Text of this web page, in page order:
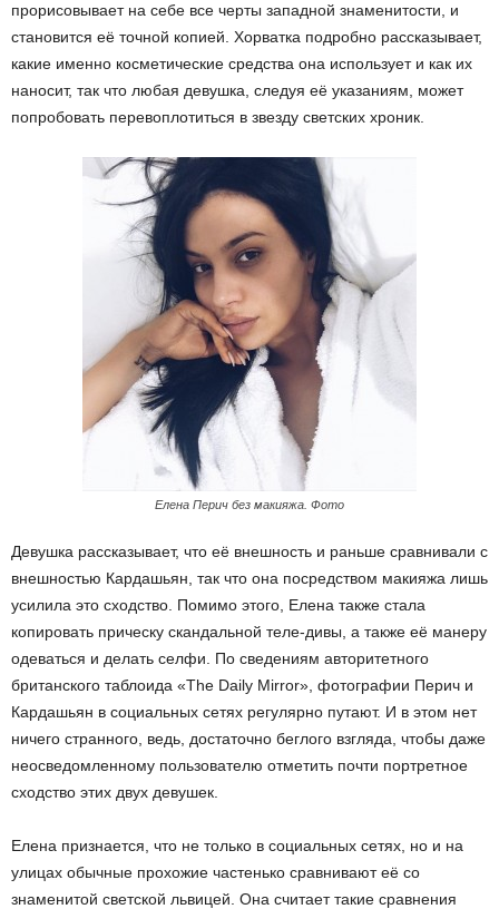
прорисовывает на себе все черты западной знаменитости, и
становится её точной копией. Хорватка подробно рассказывает,
какие именно косметические средства она использует и как их
наносит, так что любая девушка, следуя её указаниям, может
попробовать перевоплотиться в звезду светских хроник.
Елена Перич без макияжа. Фото
Девушка рассказывает, что её внешность и раньше сравнивали с
внешностью Кардашьян, так что она посредством макияжа лишь
усилила это сходство. Помимо этого, Елена также стала
копировать прическу скандальной теле-дивы, а также её манеру
одеваться и делать селфи. По сведениям авторитетного
британского таблоида «The Daily Mirror», фотографии Перич и
Кардашьян в социальных сетях регулярно путают. И в этом нет
ничего странного, ведь, достаточно беглого взгляда, чтобы даже
неосведомленному пользователю отметить почти портретное
сходство этих двух девушек.
Елена признается, что не только в социальных сетях, но и на
улицах обычные прохожие частенько сравнивают её со
знаменитой светской львицей. Она считает такие сравнения